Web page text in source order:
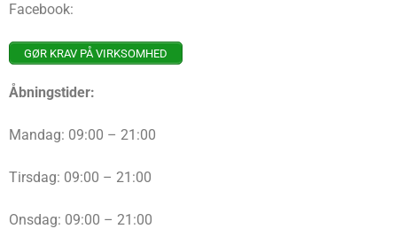
Facebook:
GØR KRAV PÅ VIRKSOMHED
Åbningstider:
Mandag: 09:00 – 21:00
Tirsdag: 09:00 – 21:00
Onsdag: 09:00 – 21:00